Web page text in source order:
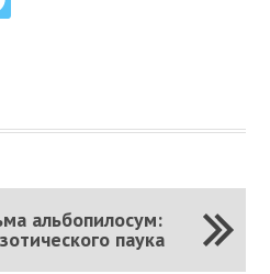
альбопилосум:
паука